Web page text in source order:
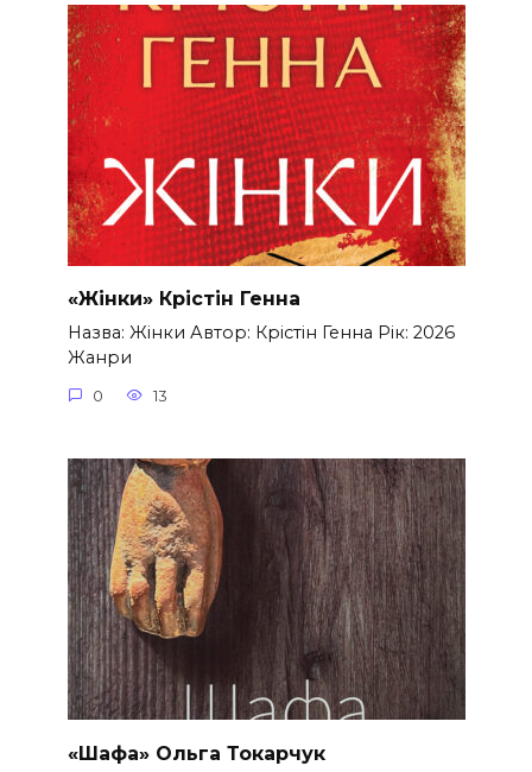
«Жінки» Крістін Генна
Назва: Жінки Автор: Крістін Генна Рік: 2026
Жанри
0 13
«Шафа» Ольга Токарчук